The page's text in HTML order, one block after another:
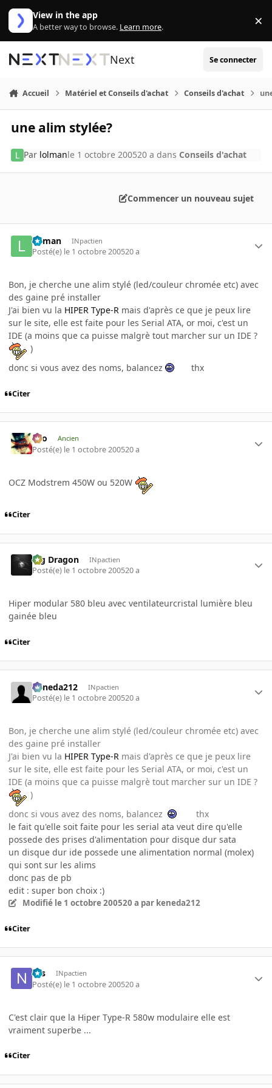
Aller au contenu
View in the app
A better way to browse. Learn more. ×
Next Se connecter
Accueil Matériel et Conseils d'achat Conseils d'achat
une alim stylée?
Par lolmanle 1 octobre 200520 a dans Conseils d'achat
Commencer un nouveau sujet
lolman INpactien
Posté(e) le 1 octobre 200520 a
Bon, je cherche une alim stylé (led/couleur chromée etc) avec
des gaine pré installer
J'ai bien vu la HIPER Type-R mais d'après ce que je peux lire
sur le site, elle est faite pour les Serial ATA, or moi, c'est un
IDE (a moins que ca puisse malgrè tout marcher sur un IDE ?
)
donc si vous avez des noms, balancez
thx
Citer
eYo Ancien
Posté(e) le 1 octobre 200520 a
OCZ Modstrem 450W ou 520W
Citer
Big Dragon INpactien
Posté(e) le 1 octobre 200520 a
Hiper modular 580 bleu avec ventilateurcristal lumière bleu
gainée bleu
Citer
keneda212 INpactien
Posté(e) le 1 octobre 200520 a
Bon, je cherche une alim stylé (led/couleur chromée etc) avec
des gaine pré installer
J'ai bien vu la HIPER Type-R mais d'après ce que je peux lire
sur le site, elle est faite pour les Serial ATA, or moi, c'est un
IDE (a moins que ca puisse malgrè tout marcher sur un IDE ?
)
donc si vous avez des noms, balancez
thx
le fait qu'elle soit faite pour les serial ata veut dire qu'elle
possede des prises d'alimentation pour disque dur sata
un disque dur ide possede une alimentation normal (molex)
qui sont sur les alims
donc pas de pb
edit : super bon choix :)
Modifié le 1 octobre 200520 a par keneda212
Citer
Nis INpactien
Posté(e) le 1 octobre 200520 a
C'est clair que la Hiper Type-R 580w modulaire elle est
vraiment superbe ...
Citer